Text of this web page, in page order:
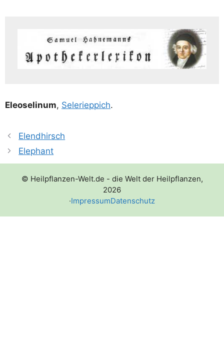
Ele­o­se­li­num, Sele­riep­pich.
Elendhirsch
Elephant
© Heilpflanzen-Welt.de - die Welt der Heilpflanzen,
2026
·ImpressumDatenschutz